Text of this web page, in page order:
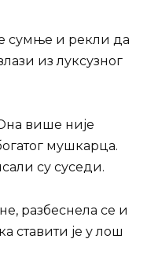
сумње и рекли да
из луксузног
више није
мушкарца.
су суседи.
разбеснела се и
ставити је у лош